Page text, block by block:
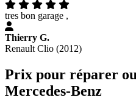
tres bon garage ,
Thierry G.
Renault Clio (2012)
Prix pour réparer
Mercedes-Benz